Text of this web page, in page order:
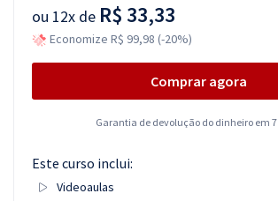
ou 12x de R$ 33,33
Economize R$ 99,98 (-20%)
Comprar agora
Garantia de devolução do dinheiro em
Este curso inclui:
Videoaulas